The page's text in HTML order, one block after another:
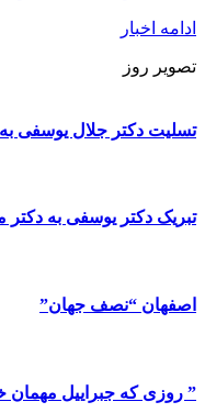
ادامه اخبار
تصویر روز
تسلیت دکتر جلال یوسفی
تبریک دکتر یوسفی به دکتر
اصفهان “نصف جهان”
” روزی که جبراییل